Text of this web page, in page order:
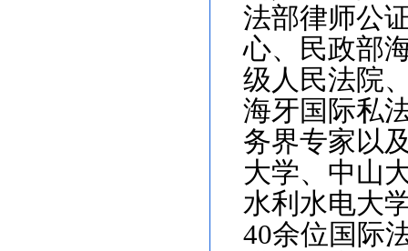
法部律师公
心、民政部
级人民法院
海牙国际私
务界专家以
大学、中山
水利水电大
40余位国际